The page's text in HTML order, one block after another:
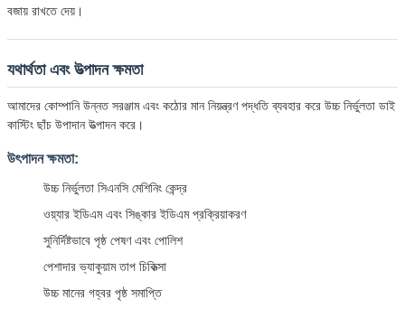
বজায় রাখতে দেয়।
যথার্থতা এবং উত্পাদন ক্ষমতা
আমাদের কোম্পানি উন্নত সরঞ্জাম এবং কঠোর মান নিয়ন্ত্রণ পদ্ধতি ব্যবহার করে উচ্চ নির্ভুলতা ডাই
কাস্টিং ছাঁচ উপাদান উত্পাদন করে।
উৎপাদন ক্ষমতা:
উচ্চ নির্ভুলতা সিএনসি মেশিনিং কেন্দ্র
ওয়্যার ইডিএম এবং সিঙ্কার ইডিএম প্রক্রিয়াকরণ
সুনির্দিষ্টভাবে পৃষ্ঠ পেষণ এবং পোলিশ
পেশাদার ভ্যাকুয়াম তাপ চিকিত্সা
উচ্চ মানের গহ্বর পৃষ্ঠ সমাপ্তি